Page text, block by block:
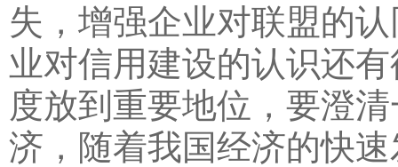
失，增强企业对联盟的
业对信用建设的认识还
度放到重要地位，要澄
济，随着我国经济的快